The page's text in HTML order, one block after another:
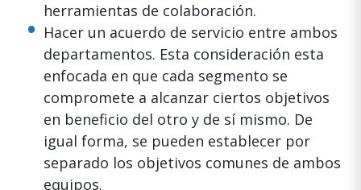
herramientas de colaboración.
Hacer un acuerdo de servicio entre ambos
departamentos. Esta consideración esta
enfocada en que cada segmento se
compromete a alcanzar ciertos objetivos
en beneficio del otro y de sí mismo. De
igual forma, se pueden establecer por
separado los objetivos comunes de ambos
equipos.